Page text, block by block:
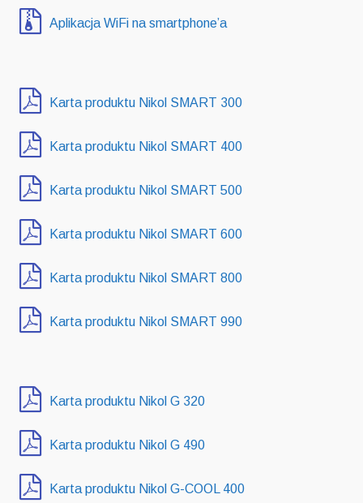
Aplikacja WiFi na smartphone’a
Karta produktu Nikol SMART 300
Karta produktu Nikol SMART 400
Karta produktu Nikol SMART 500
Karta produktu Nikol SMART 600
Karta produktu Nikol SMART 800
Karta produktu Nikol SMART 990
Karta produktu Nikol G 320
Karta produktu Nikol G 490
Karta produktu Nikol G-COOL 400